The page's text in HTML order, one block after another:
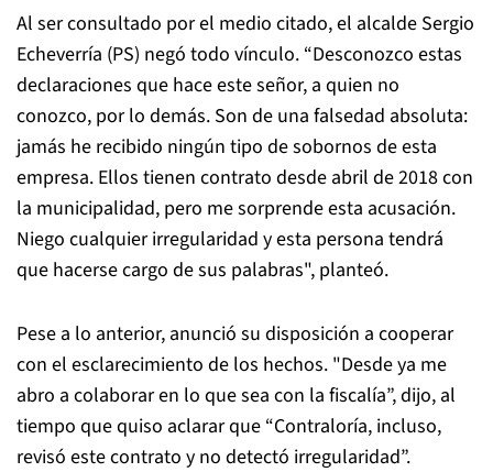
Al ser consultado por el medio citado, el alcalde Sergio
Echeverría (PS) negó todo vínculo. “Desconozco estas
declaraciones que hace este señor, a quien no
conozco, por lo demás. Son de una falsedad absoluta:
jamás he recibido ningún tipo de sobornos de esta
empresa. Ellos tienen contrato desde abril de 2018 con
la municipalidad, pero me sorprende esta acusación.
Niego cualquier irregularidad y esta persona tendrá
que hacerse cargo de sus palabras", planteó.
Pese a lo anterior, anunció su disposición a cooperar
con el esclarecimiento de los hechos. "Desde ya me
abro a colaborar en lo que sea con la fiscalía”, dijo, al
tiempo que quiso aclarar que “Contraloría, incluso,
revisó este contrato y no detectó irregularidad”.